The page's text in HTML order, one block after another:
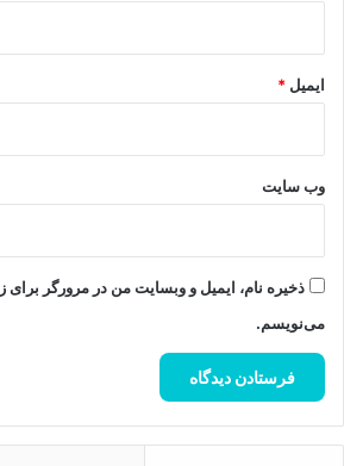
ایمیل *
وب‌ سایت
ذخیره نام، ایمیل و وبسایت من در مرورگر برای
می‌نویسم.